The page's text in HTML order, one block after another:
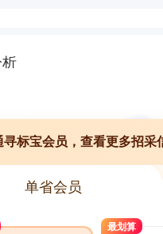
寻标宝会员，查看更多招采
单省会员
最划算